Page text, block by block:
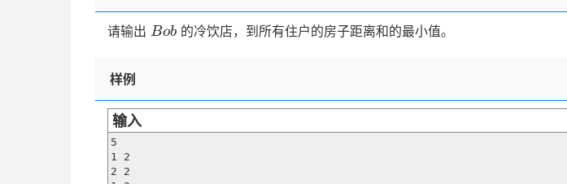
请输出 Bob
Bob的冷饮店，到所有住户的房子距离和的最小值。
样例
输入
5
1 2
2 2